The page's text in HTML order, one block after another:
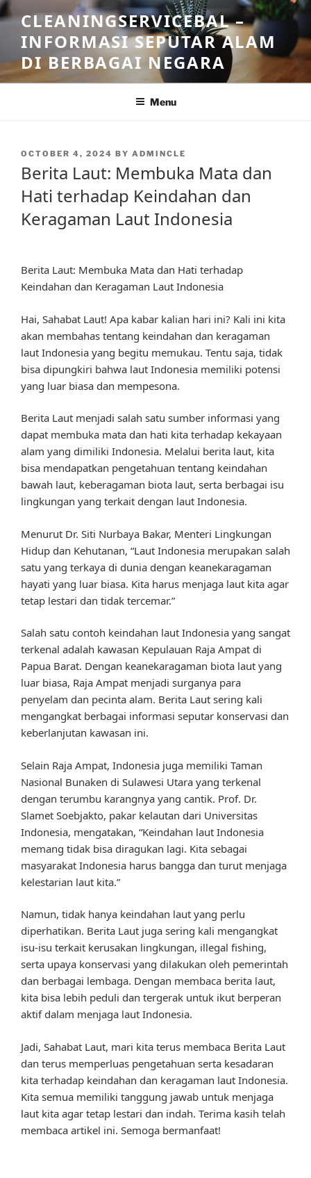
Skip
to
content
CLEANINGSERVICEBAL –
INFORMASI SEPUTAR ALAM
DI BERBAGAI NEGARA
Menu
POSTED
OCTOBER 4, 2024 BY ADMINCLE
Berita Laut: Membuka Mata dan
Hati terhadap Keindahan dan
Keragaman Laut Indonesia
Berita Laut: Membuka Mata dan Hati terhadap
Keindahan dan Keragaman Laut Indonesia
Hai, Sahabat Laut! Apa kabar kalian hari ini? Kali ini kita
akan membahas tentang keindahan dan keragaman
laut Indonesia yang begitu memukau. Tentu saja, tidak
bisa dipungkiri bahwa laut Indonesia memiliki potensi
yang luar biasa dan mempesona.
Berita Laut menjadi salah satu sumber informasi yang
dapat membuka mata dan hati kita terhadap kekayaan
alam yang dimiliki Indonesia. Melalui berita laut, kita
bisa mendapatkan pengetahuan tentang keindahan
bawah laut, keberagaman biota laut, serta berbagai isu
lingkungan yang terkait dengan laut Indonesia.
Menurut Dr. Siti Nurbaya Bakar, Menteri Lingkungan
Hidup dan Kehutanan, “Laut Indonesia merupakan salah
satu yang terkaya di dunia dengan keanekaragaman
hayati yang luar biasa. Kita harus menjaga laut kita agar
tetap lestari dan tidak tercemar.”
Salah satu contoh keindahan laut Indonesia yang sangat
terkenal adalah kawasan Kepulauan Raja Ampat di
Papua Barat. Dengan keanekaragaman biota laut yang
luar biasa, Raja Ampat menjadi surganya para
penyelam dan pecinta alam. Berita Laut sering kali
mengangkat berbagai informasi seputar konservasi dan
keberlanjutan kawasan ini.
Selain Raja Ampat, Indonesia juga memiliki Taman
Nasional Bunaken di Sulawesi Utara yang terkenal
dengan terumbu karangnya yang cantik. Prof. Dr.
Slamet Soebjakto, pakar kelautan dari Universitas
Indonesia, mengatakan, “Keindahan laut Indonesia
memang tidak bisa diragukan lagi. Kita sebagai
masyarakat Indonesia harus bangga dan turut menjaga
kelestarian laut kita.”
Namun, tidak hanya keindahan laut yang perlu
diperhatikan. Berita Laut juga sering kali mengangkat
isu-isu terkait kerusakan lingkungan, illegal fishing,
serta upaya konservasi yang dilakukan oleh pemerintah
dan berbagai lembaga. Dengan membaca berita laut,
kita bisa lebih peduli dan tergerak untuk ikut berperan
aktif dalam menjaga laut Indonesia.
Jadi, Sahabat Laut, mari kita terus membaca Berita Laut
dan terus memperluas pengetahuan serta kesadaran
kita terhadap keindahan dan keragaman laut Indonesia.
Kita semua memiliki tanggung jawab untuk menjaga
laut kita agar tetap lestari dan indah. Terima kasih telah
membaca artikel ini. Semoga bermanfaat!